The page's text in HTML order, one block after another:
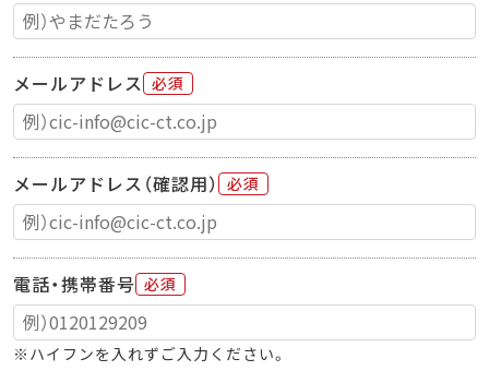
メールアドレス 必須
メールアドレス（確認用） 必須
電話・携帯番号 必須
※ハイフンを入れずご入力ください。